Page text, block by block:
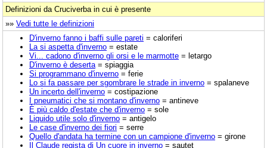
Definizioni da Cruciverba in cui è presente
»» Vedi tutte le definizioni
D'inverno fanno i baffi sulle pareti = caloriferi
La si aspetta d'inverno = estate
Vi... cadono d'inverno gli orsi e le marmotte = letargo
D'inverno è deserta = spiaggia
Si programmano d'inverno = ferie
Lo si fa passare per sgombrare le strade in inverno = spalaneve
Un incerto dell'inverno = costipazione
I pneumatici che si montano d'inverno = antineve
È più caldo d'estate che d'inverno = sole
Liquido utile solo d'inverno = antigelo
Le case d'inverno dei fiori = serre
Quello d'andata ha termine con un campione d'inverno = girone
Il Claude regista di Un cuore in inverno = sautet